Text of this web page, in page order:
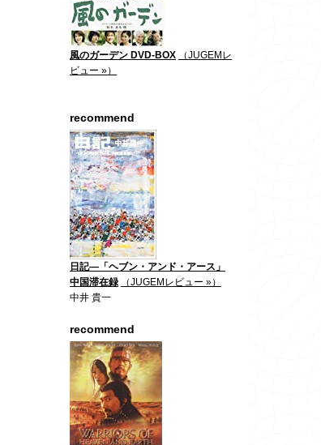
風のガーデン DVD-BOX
（JUGEMレ
ビュー »）
recommend
日記―「ヘブン・アンド・アース」
中国滞在録
（JUGEMレビュー »）
中井 貴一
recommend